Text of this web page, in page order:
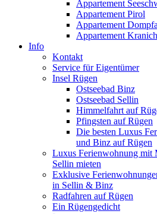
Appartement
Appartement Pirol
Appartement
Appartement Kranich
Info
Kontakt
Service für Eigentümer
Insel Rügen
Ostseebad Binz
Ostseebad Sellin
Himmelfahrt auf
Pfingsten auf Rügen
Die besten Luxus
und Binz auf Rügen
Luxus Ferienwohnung mit
Sellin mieten
Exklusive
in Sellin & Binz
Radfahren auf Rügen
Ein Rügengedicht